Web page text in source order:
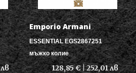
Emporio Armani
ESSENTIAL EGS2867251
мъжко колие
128,85 € | 252,01 лв